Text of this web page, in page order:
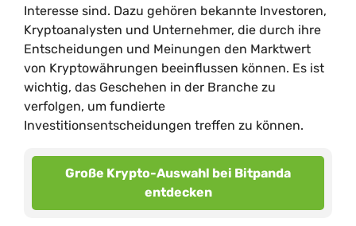
Interesse sind. Dazu gehören bekannte Investoren,
Kryptoanalysten und Unternehmer, die durch ihre
Entscheidungen und Meinungen den Marktwert
von Kryptowährungen beeinflussen können. Es ist
wichtig, das Geschehen in der Branche zu
verfolgen, um fundierte
Investitionsentscheidungen treffen zu können.
Große Krypto-Auswahl bei Bitpanda
entdecken